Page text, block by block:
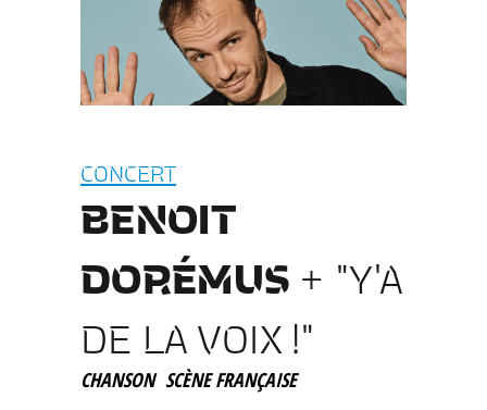
CONCERT
BENOIT
DORÉMUS + "Y'A
DE LA VOIX !"
CHANSON SCÈNE FRANÇAISE